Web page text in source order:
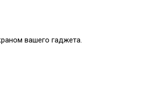
вашего гаджета.